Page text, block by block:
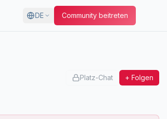
DE Community beitreten
Platz-Chat + Folgen